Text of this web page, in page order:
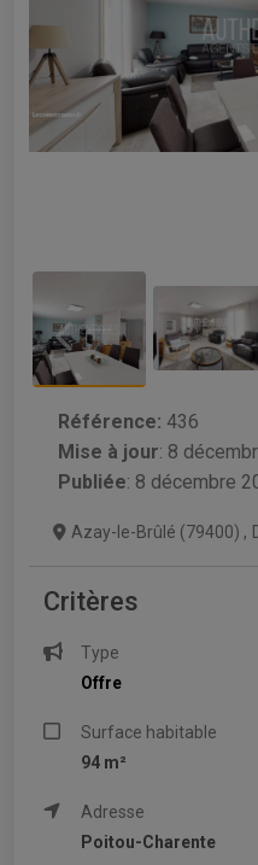
Référence: 436
Mise à jour: 8
Publiée: 8 décembre
Azay-le-Brûlé (79400) ,
Critères
Type
Offre
Surface habitable
94 m²
Adresse
Poitou-Charente